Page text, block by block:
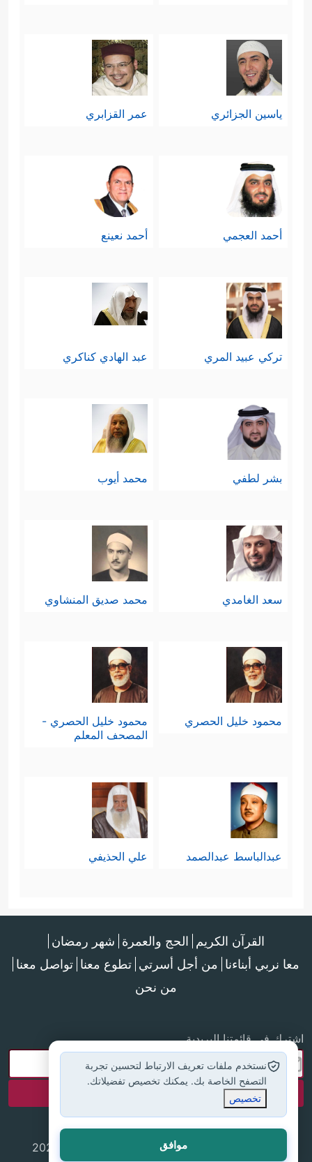
ياسين الجزائري عمر القزابري
أحمد العجمي أحمد نعينع
تركي عبيد المري عبد الهادي كناكري
بشر لطفي محمد أيوب
سعد الغامدي محمد صديق المنشاوي
محمود خليل الحصري
محمود خليل الحصري -
المصحف المعلم
عبدالباسط عبدالصمد علي الحذيفي
القرآن الكريم الحج والعمرة شهر رمضان
معا نربي أبناءنا من أجل أسرتي تطوع معنا تواصل معنا
من نحن
اشترك في قائمتنا البريدية
جميع الحقوق محفوظة لموقع إسلام أون لاين © 2025
نستخدم ملفات تعريف الارتباط لتحسين تجربة
التصفح الخاصة بك. يمكنك تخصيص تفضيلاتك.
تخصيص
موافق